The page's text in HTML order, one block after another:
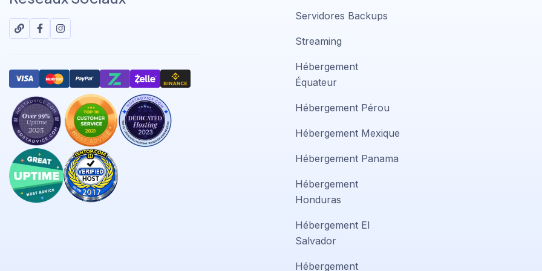
Servidores Backups
Streaming
Hébergement
Équateur
Hébergement Pérou
Hébergement Mexique
Hébergement Panama
Hébergement
Honduras
Hébergement El
Salvador
Hébergement